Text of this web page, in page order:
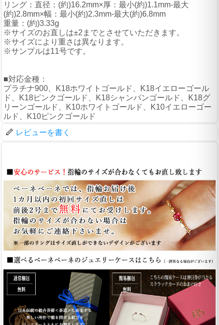
リング：直径：(約)16.2mm×厚：最小(約)1.1mm-最大
(約)2.8mm×幅：最小(約)2.3mm-最大(約)6.8mm
重量：(約)3.33g
※サイズのお直しは±2までとさせていただきます。
※サイズにより重さは異なります。
※サンプルは11号です。
■対応金種：
プラチナ900、K18ホワイトゴールド、K18イエローゴール
ド、K18ピンクゴールド、K18シャンパンゴールド、K18グ
リーンゴールド、K10ホワイトゴールド、K10イエローゴー
ルド、K10ピンクゴールド
レビューを書く